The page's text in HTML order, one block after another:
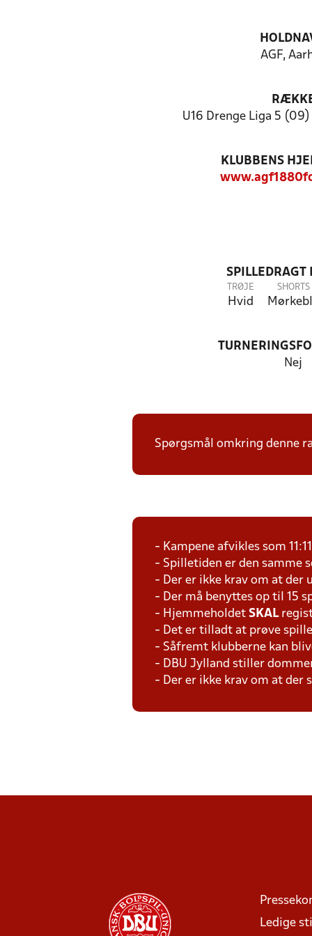
AGF,
U16 Drenge Liga 5
KLUBBENS
SPILLEDRAGT
TRØJE
Hvid
SHORTS
Nej
Spørgsmål omkring denne
- Kampene afvikles som
- Spilletiden er den samme
- Der er ikke krav om at der
- Der må benyttes op til 15
- Hjemmeholdet SKAL
- Det er tilladt at prøve
- Såfremt klubberne kan
- DBU Jylland stiller
- Der er ikke krav om at
Ledige